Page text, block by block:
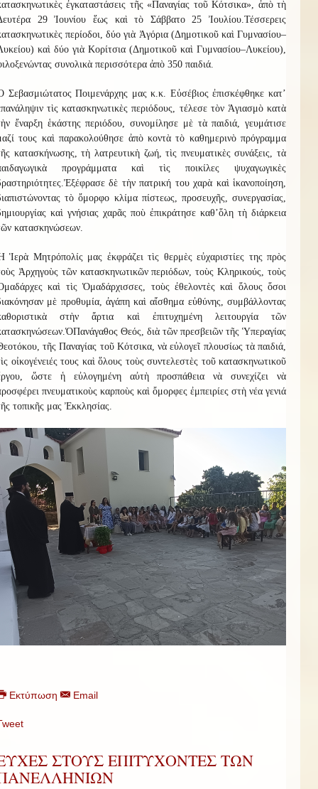
ἐγκαταστάσεις τῆς «Παναγίας τοῦ Κότσικα», ἀπὸ τὴ
29 Ἰουνίου ἕως καὶ τὸ Σάββατο 25 Ἰουλίου.Τέσσερεις
περίοδοι, δύο γιὰ Ἀγόρια (Δημοτικοῦ καὶ Γυμνασίου–
καὶ δύο γιὰ Κορίτσια (Δημοτικοῦ καὶ Γυμνασίου–Λυκείου),
συνολικὰ περισσότερα ἀπὸ 350 παιδιά.
Σεβασμιώτατος Ποιμενάρχης μας κ.κ. Εὐσέβιος ἐπισκέφθηκε κατ’
τὶς κατασκηνωτικὲς περιόδους, τέλεσε τὸν Ἁγιασμὸ κατὰ
ἔναρξη ἑκάστης περιόδου, συνομίλησε μὲ τὰ παιδιά, γευμάτισε
τους καὶ παρακολούθησε ἀπὸ κοντὰ τὸ καθημερινὸ πρόγραμμα
κατασκήνωσης, τὴ λατρευτικὴ ζωή, τὶς πνευματικὲς συνάξεις, τὰ
προγράμματα καὶ τὶς ποικίλες ψυχαγωγικὲς
Ἐξέφρασε δὲ τὴν πατρική του χαρὰ καὶ ἱκανοποίηση,
τὸ ὄμορφο κλίμα πίστεως, προσευχῆς, συνεργασίας,
καὶ γνήσιας χαρᾶς ποὺ ἐπικράτησε καθ’ὅλη τὴ διάρκεια
κατασκηνώσεων.
Ἱερὰ Μητρόπολίς μας ἐκφράζει τὶς θερμὲς εὐχαριστίες της πρὸς
Ἀρχηγοὺς τῶν κατασκηνωτικῶν περιόδων, τοὺς Κληρικούς, τοὺς
καὶ τὶς Ὁμαδάρχισσες, τοὺς ἐθελοντὲς καὶ ὅλους ὅσοι
μὲ προθυμία, ἀγάπη καὶ αἴσθημα εὐθύνης, συμβάλλοντας
στὴν ἄρτια καὶ ἐπιτυχημένη λειτουργία τῶν
ὉΠανάγαθος Θεός, διὰ τῶν πρεσβειῶν τῆς Ὑπεραγίας
τῆς Παναγίας τοῦ Κότσικα, νὰ εὐλογεῖ πλουσίως τὰ παιδιά,
οἰκογένειές τους καὶ ὅλους τοὺς συντελεστὲς τοῦ κατασκηνωτικοῦ
ὥστε ἡ εὐλογημένη αὐτὴ προσπάθεια νὰ συνεχίζει νὰ
πνευματικοὺς καρποὺς καὶ ὄμορφες ἐμπειρίες στὴ νέα γενιά
τοπικῆς μας Ἐκκλησίας.
Εκτύπωση Email
ΣΤΟΥΣ ΕΠΙΤΥΧΟΝΤΕΣ ΤΩΝ